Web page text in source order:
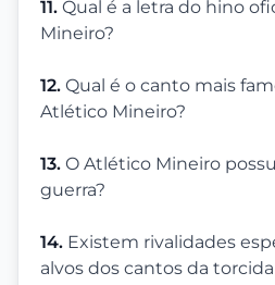
11. Qual é a letra do hino
Mineiro?
12. Qual é o canto mais
Atlético Mineiro?
13. O Atlético Mineiro
guerra?
14. Existem rivalidades
alvos dos cantos da